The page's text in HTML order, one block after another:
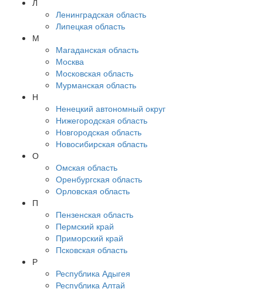
Л
Ленинградская область
Липецкая область
М
Магаданская область
Москва
Московская область
Мурманская область
Н
Ненецкий автономный округ
Нижегородская область
Новгородская область
Новосибирская область
О
Омская область
Оренбургская область
Орловская область
П
Пензенская область
Пермский край
Приморский край
Псковская область
Р
Республика Адыгея
Республика Алтай